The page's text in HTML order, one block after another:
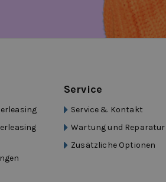
flexible Zeitrahmen war ideal.“
Genau das, was ich
Service
Service & Kontakt
Wartung und Reparatur
Zusätzliche Optionen